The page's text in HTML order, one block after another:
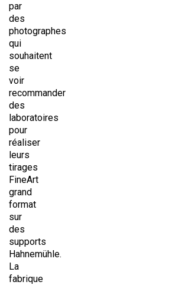
par
des
photographes
qui
souhaitent
se
voir
recommander
des
laboratoires
pour
réaliser
leurs
tirages
FineArt
grand
format
sur
des
supports
Hahnemühle.
La
fabrique